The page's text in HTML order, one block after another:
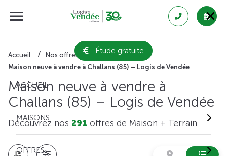
Étude gratuite
ACCUEIL
MAISONS
OFFRES
Accueil
Nos offres de maison + terrain
Maison neuve à vendre à Challans (85) – Logis de Vendée
Maison neuve à vendre à
Challans (85) – Logis de Vendée
Découvrez nos 291 offres de Maison + Terrain